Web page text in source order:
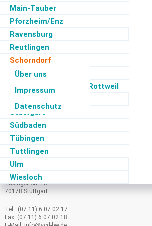
Main-Tauber
Pforzheim/Enz
Ravensburg
Reutlingen
Schorndorf
Über uns
Impressum
Datenschutz
Rhein-Neckar
Schwarzwald - Baar - Rottweil
Stuttgart
Südbaden
Tübingen
Tuttlingen
Ulm
Wiesloch
Hinweis: Bitte den Kontakt zum
Fragen nutzen.
Bei regionalen Fragen kontaktieren Sie direkt
VCD-Gruppe (
VCD Baden-Württemberg e.V.
Tübinger Str. 15
70178 Stuttgart
Tel.: (07 11) 6 07 02 17
Fax: (07 11) 6 07 02 18